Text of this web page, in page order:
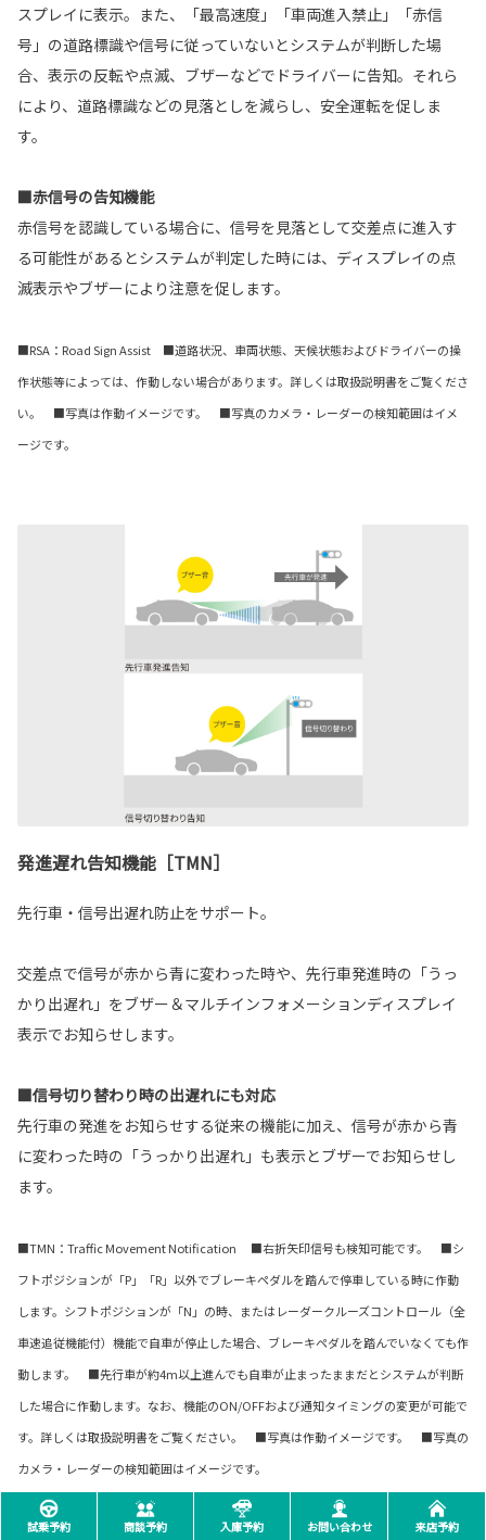
スプレイに表示。また、「最高速度」「車両進入禁止」「赤信
号」の道路標識や信号に従っていないとシステムが判断した場
合、表示の反転や点滅、ブザーなどでドライバーに告知。それら
により、道路標識などの見落としを減らし、安全運転を促しま
す。
■赤信号の告知機能
赤信号を認識している場合に、信号を見落として交差点に進入す
る可能性があるとシステムが判定した時には、ディスプレイの点
滅表示やブザーにより注意を促します。
■RSA：Road Sign Assist ■道路状況、車両状態、天候状態およびドライバーの操
作状態等によっては、作動しない場合があります。詳しくは取扱説明書をご覧くださ
い。 ■写真は作動イメージです。 ■写真のカメラ・レーダーの検知範囲はイメ
ージです。
発進遅れ告知機能［TMN］
先行車・信号出遅れ防止をサポート。
交差点で信号が赤から青に変わった時や、先行車発進時の「うっ
かり出遅れ」をブザー＆マルチインフォメーションディスプレイ
表示でお知らせします。
■信号切り替わり時の出遅れにも対応
先行車の発進をお知らせする従来の機能に加え、信号が赤から青
に変わった時の「うっかり出遅れ」も表示とブザーでお知らせし
ます。
■TMN：Traffic Movement Notification ■右折矢印信号も検知可能です。 ■シ
フトポジションが「P」「R」以外でブレーキペダルを踏んで停車している時に作動
します。シフトポジションが「N」の時、またはレーダークルーズコントロール（全
車速追従機能付）機能で自車が停止した場合、ブレーキペダルを踏んでいなくても作
動します。 ■先行車が約4m以上進んでも自車が止まったままだとシステムが判断
した場合に作動します。なお、機能のON/OFFおよび通知タイミングの変更が可能で
す。詳しくは取扱説明書をご覧ください。 ■写真は作動イメージです。 ■写真の
カメラ・レーダーの検知範囲はイメージです。
試乗予約 商談予約 入庫予約 お問い合わせ 来店予約